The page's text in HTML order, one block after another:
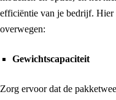
efficiëntie van je bedrijf.
overwegen:
Gewichtscapaciteit
Zorg ervoor dat de